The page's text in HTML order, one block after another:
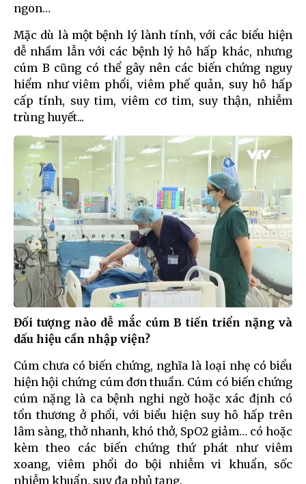
ngon…
Mặc dù là một bệnh lý lành tính, với các biểu hiện
dễ nhầm lẫn với các bệnh lý hô hấp khác, nhưng
cúm B cũng có thể gây nên các biến chứng nguy
hiểm như viêm phổi, viêm phế quản, suy hô hấp
cấp tính, suy tim, viêm cơ tim, suy thận, nhiễm
trùng huyết...
Đối tượng nào dễ mắc cúm B tiến triển nặng và
dấu hiệu cần nhập viện?
Cúm chưa có biến chứng, nghĩa là loại nhẹ có biểu
hiện hội chứng cúm đơn thuần. Cúm có biến chứng
cúm nặng là ca bệnh nghi ngờ hoặc xác định có
tổn thương ở phổi, với biểu hiện suy hô hấp trên
lâm sàng, thở nhanh, khó thở, SpO2 giảm… có hoặc
kèm theo các biến chứng thứ phát như viêm
xoang, viêm phổi do bội nhiễm vi khuẩn, sốc
nhiễm khuẩn, suy đa phủ tạng.